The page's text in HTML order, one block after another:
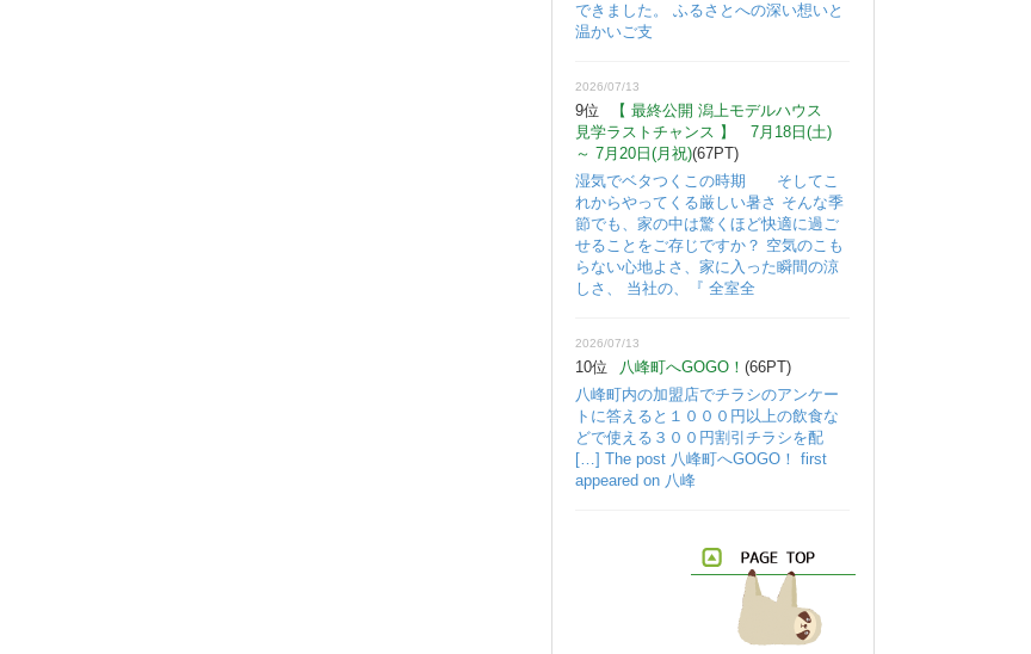
できました。 ふるさとへの深い想いと
温かいご支
2026/07/13
9位
【 最終公開 潟上モデルハウス
見学ラストチャンス 】 7月18日(土)
～ 7月20日(月祝)(67PT)
湿気でベタつくこの時期 そしてこ
れからやってくる厳しい暑さ そんな季
節でも、家の中は驚くほど快適に過ご
せることをご存じですか？ 空気のこも
らない心地よさ、家に入った瞬間の涼
しさ、 当社の、『 全室全
2026/07/13
10位 八峰町へGOGO！ (66PT)
八峰町内の加盟店でチラシのアンケー
トに答えると１０００円以上の飲食な
どで使える３００円割引チラシを配
[…] The post 八峰町へGOGO！ first
appeared on 八峰